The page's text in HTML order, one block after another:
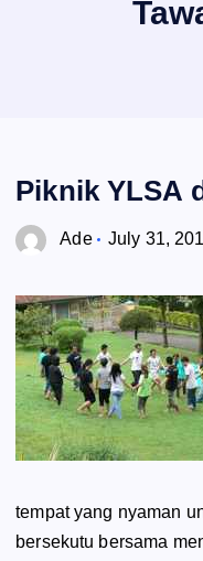
Piknik YLSA
Ade July 31,
tempat yang nyaman
bersekutu bersama